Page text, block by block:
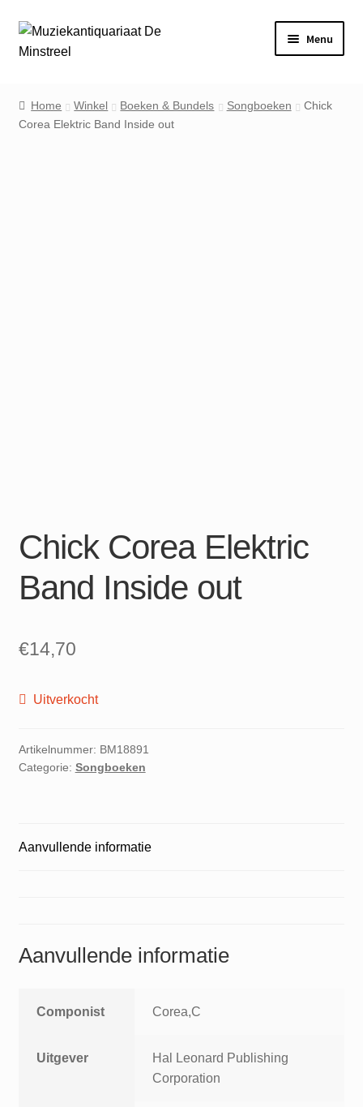
Ga
door
Ga
naar
Menu
Contact
Home Winkel Boeken & Bundels Songboeken
Chick
Corea Elektric Band Inside out
Chick Corea Elektric
Band Inside out
€14,70
Uitverkocht
Artikelnummer: BM18891
Categorie: Songboeken
Aanvullende informatie
Aanvullende informatie
Componist Corea,C
Uitgever
Hal Leonard Publishing
Corporation